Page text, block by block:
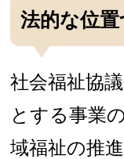
法的な位
社会福祉協
とする事業
域福祉の推